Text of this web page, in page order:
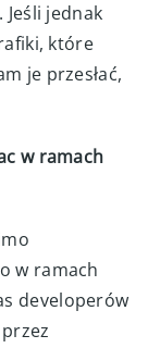
Jeśli jednak
które
je przesłać,
w ramach
w ramach
developerów